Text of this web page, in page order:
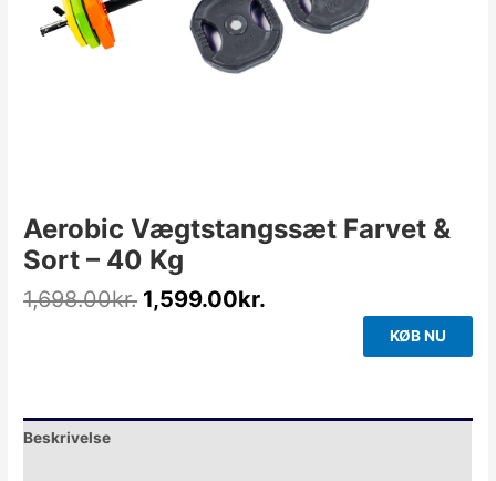
Aerobic Vægtstangssæt Farvet &
Sort – 40 Kg
1,698.00kr. 1,599.00kr.
KØB NU
Beskrivelse